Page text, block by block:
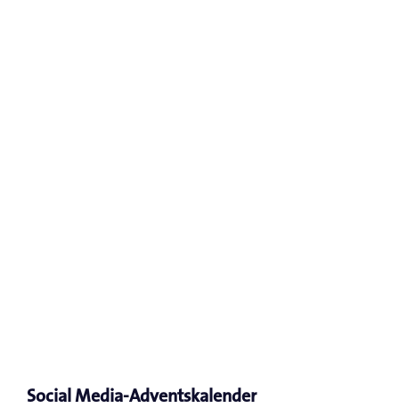
Social Media-Adventskalender